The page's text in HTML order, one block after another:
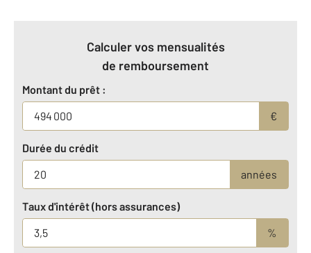
Calculer vos mensualités
de remboursement
Montant du prêt :
€
Durée du crédit
années
Taux d'intérêt (hors assurances)
%